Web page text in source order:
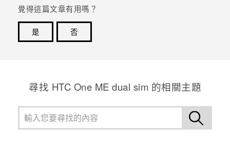
覺得這篇文章有用嗎？
是
否
尋找 HTC One ME dual sim 的相關主題